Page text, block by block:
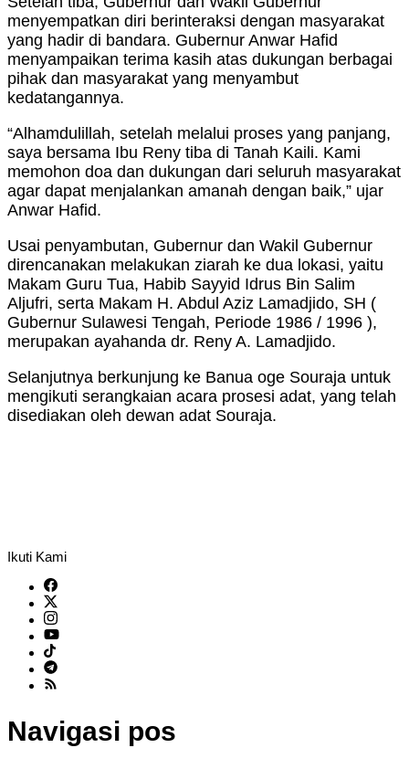
menyempatkan diri berinteraksi dengan masyarakat
yang hadir di bandara. Gubernur Anwar Hafid
menyampaikan terima kasih atas dukungan berbagai
pihak dan masyarakat yang menyambut
kedatangannya.
“Alhamdulillah, setelah melalui proses yang panjang,
saya bersama Ibu Reny tiba di Tanah Kaili. Kami
memohon doa dan dukungan dari seluruh masyarakat
agar dapat menjalankan amanah dengan baik,” ujar
Anwar Hafid.
Usai penyambutan, Gubernur dan Wakil Gubernur
direncanakan melakukan ziarah ke dua lokasi, yaitu
Makam Guru Tua, Habib Sayyid Idrus Bin Salim
Aljufri, serta Makam H. Abdul Aziz Lamadjido, SH (
Gubernur Sulawesi Tengah, Periode 1986 / 1996 ),
merupakan ayahanda dr. Reny A. Lamadjido.
Selanjutnya berkunjung ke Banua oge Souraja untuk
mengikuti serangkaian acara prosesi adat, yang telah
disediakan oleh dewan adat Souraja.
Ikuti Kami
Navigasi pos